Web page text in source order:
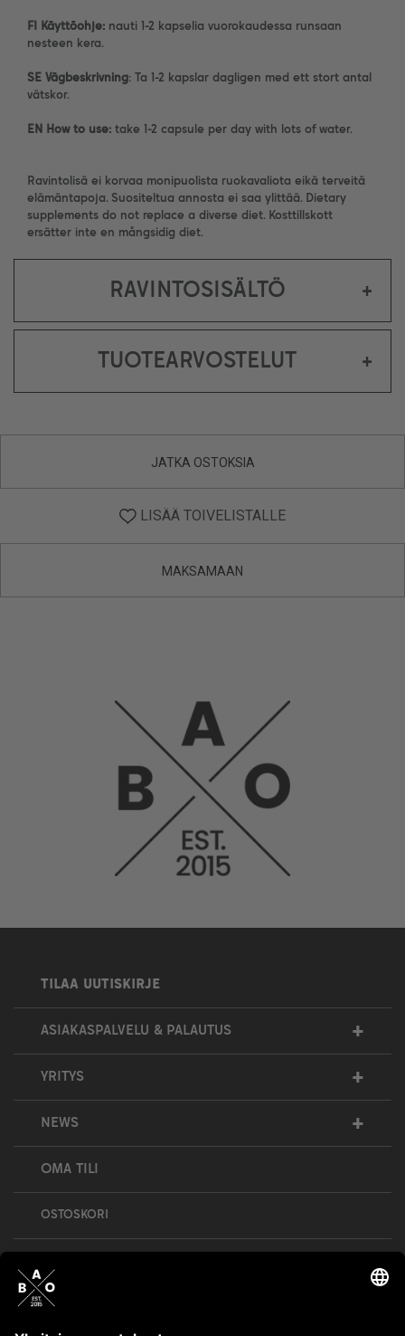
FI Käyttöohje: nauti 1-2 kapselia vuorokaudessa runsaan
nesteen kera.
SE Vägbeskrivning: Ta 1-2 kapslar dagligen med ett stort antal
vätskor.
EN How to use: take 1-2 capsule per day with lots of water.
Ravintolisä ei korvaa monipuolista ruokavaliota eikä terveitä
elämäntapoja. Suositeltua annosta ei saa ylittää. Dietary
supplements do not replace a diverse diet. Kosttillskott
ersätter inte en mångsidig diet.
RAVINTOSISÄLTÖ +
TUOTEARVOSTELUT +
JATKA OSTOKSIA
LISÄÄ TOIVELISTALLE
MAKSAMAAN
TILAA UUTISKIRJE
ASIAKASPALVELU & PALAUTUS +
YRITYS +
NEWS +
OMA TILI
OSTOSKORI
Bull’s All Out is social – follow us and show